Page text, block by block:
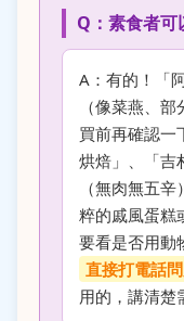
Q：素食者可
A：有的！「
（像菜燕、
買前再確認一
烘焙」、「吉
（無肉無五
粹的戚風蛋糕
要看是否用動
直接打電話
用的，講清楚